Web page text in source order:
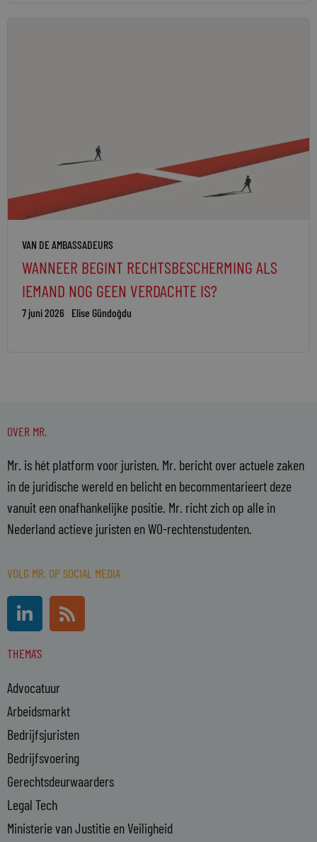
VAN DE AMBASSADEURS
WANNEER BEGINT RECHTSBESCHERMING ALS
IEMAND NOG GEEN VERDACHTE IS?
7 juni 2026 Elise Gündoğdu
OVER MR.
Mr. is hét platform voor juristen. Mr. bericht over actuele zaken
in de juridische wereld en belicht en becommentarieert deze
vanuit een onafhankelijke positie. Mr. richt zich op alle in
Nederland actieve juristen en WO-rechtenstudenten.
VOLG MR. OP SOCIAL MEDIA
i
k
d
i
n
-
i
n
R
s
THEMA'S
Advocatuur
Arbeidsmarkt
Bedrijfsjuristen
Bedrijfsvoering
Gerechtsdeurwaarders
Legal Tech
Ministerie van Justitie en Veiligheid